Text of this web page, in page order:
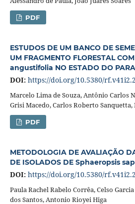
PDF
ESTUDOS DE UM BANCO DE
UM FRAGMENTO FLORESTAL
angustifolia NO ESTADO DO
DOI: https://doi.org/10.5380/
Marcelo Lima de Souza, Antônio Carlos
Grisi Macedo, Carlos Roberto
PDF
METODOLOGIA DE AVALIAÇÃO
DE ISOLADOS DE Sphaeropsis
DOI: https://doi.org/10.5380/
Paula Rachel Rabelo Corrêa, Celso
dos Santos, Antonio Rioyei Higa